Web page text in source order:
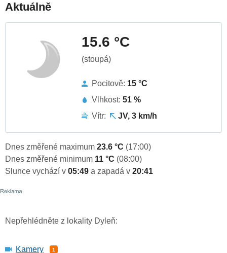
Aktuálně
15.6 °C
(stoupá)
Pocitově: 15 °C
Vlhkost: 51 %
Vítr:
JV, 3 km/h
Dnes změřené maximum 23.6 °C (17:00)
Dnes změřené minimum 11 °C (08:00)
Slunce vychází v 05:49 a zapadá v 20:41
Nepřehlédněte z lokality Dyleň:
Kamery 1